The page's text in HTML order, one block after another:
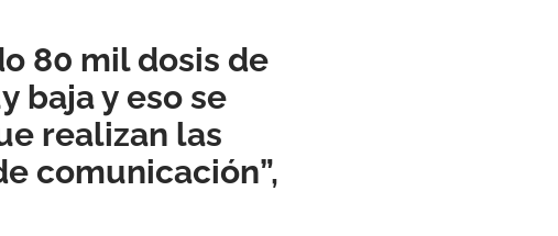
80 mil dosis de
baja y eso se
realizan las
comunicación”,